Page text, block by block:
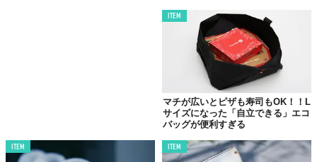
3260円（税込）～にて販売中！
ITEM
マチが広いとピザも寿司もOK！！L
サイズになった「自立できる」エコ
バッグが便利すぎる
ITEM ITEM